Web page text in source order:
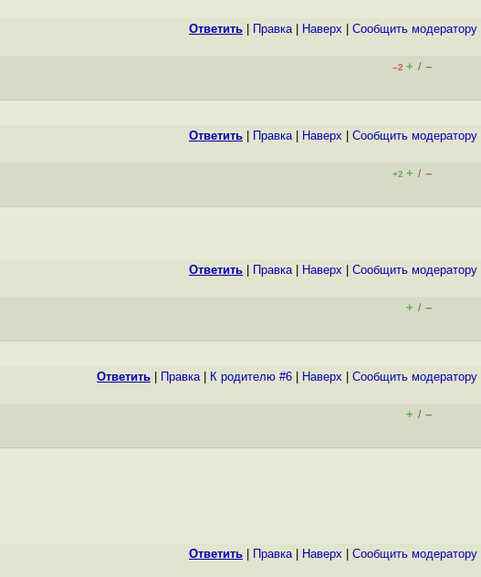
Ответить Правка| Наверх Cообщить модератору
–2 + / –
Ответить Правка| Наверх Cообщить модератору
+2 + / –
Ответить Правка| Наверх Cообщить модератору
+ / –
Ответить Правка| К родителю #6 Наверх Cообщить модератору
+ / –
Ответить Правка| Наверх Cообщить модератору